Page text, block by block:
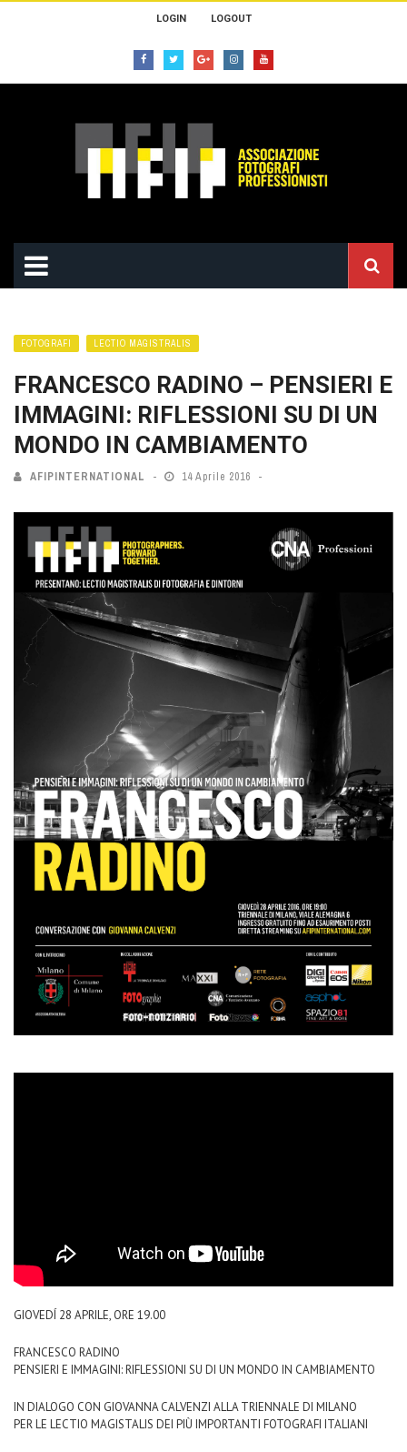
LOGIN LOGOUT
FOTOGRAFI LECTIO MAGISTRALIS
FRANCESCO RADINO – PENSIERI E
IMMAGINI: RIFLESSIONI SU DI UN
MONDO IN CAMBIAMENTO
AFIPINTERNATIONAL 14 Aprile 2016
GIOVEDÍ 28 APRILE, ORE 19.00
FRANCESCO RADINO
PENSIERI E IMMAGINI: RIFLESSIONI SU DI UN MONDO IN CAMBIAMENTO
IN DIALOGO CON GIOVANNA CALVENZI ALLA TRIENNALE DI MILANO
PER LE LECTIO MAGISTALIS DEI PIÙ IMPORTANTI FOTOGRAFI ITALIANI